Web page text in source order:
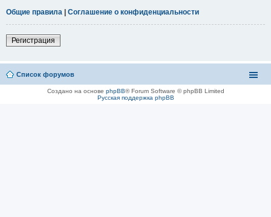
Общие правила | Соглашение о конфиденциальности
Регистрация
Список форумов
Создано на основе phpBB® Forum Software © phpBB Limited
Русская поддержка phpBB